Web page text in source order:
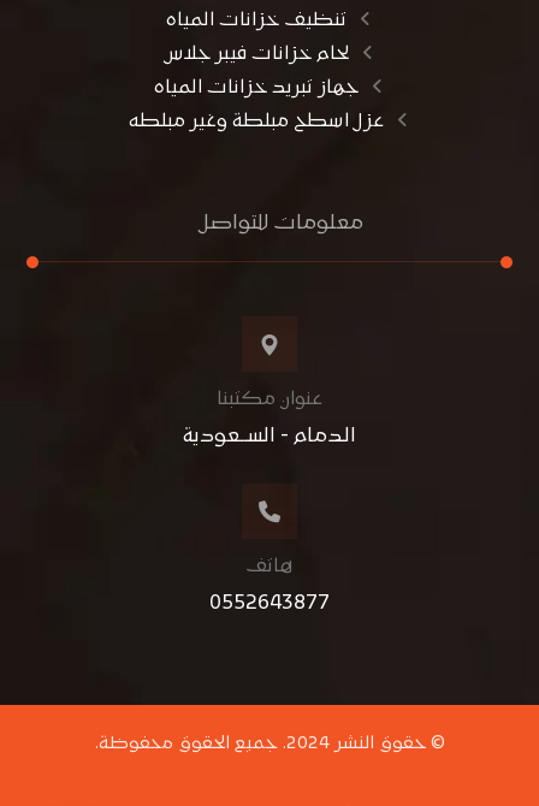
تنظيف خزانات المياه
لحام خزانات فيبر جلاس
جهاز تبريد خزانات المياه
عزل اسطح مبلطة وغير مبلطه
معلومات للتواصل
عنوان مكتبنا
الدمام - الســعودية
هاتف
0552643877
© حقوق النشر 2024. جميع الحقوق محفوظة.